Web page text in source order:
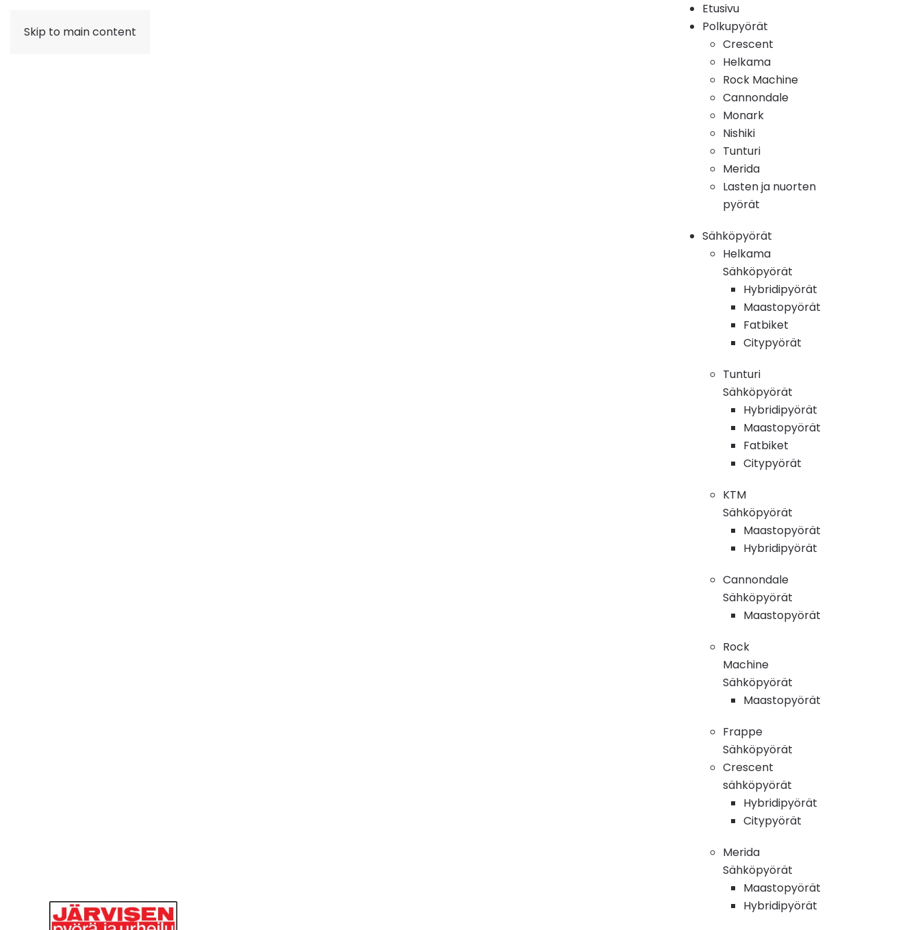
Skip to main content
Etusivu
Polkupyörät
Crescent
Helkama
Rock Machine
Cannondale
Monark
Nishiki
Tunturi
Merida
Lasten ja nuorten
pyörät
Sähköpyörät
Helkama
Sähköpyörät
Hybridipyörät
Maastopyörät
Fatbiket
Citypyörät
Tunturi
Sähköpyörät
Hybridipyörät
Maastopyörät
Fatbiket
Citypyörät
KTM
Sähköpyörät
Maastopyörät
Hybridipyörät
Cannondale
Sähköpyörät
Maastopyörät
Rock
Machine
Sähköpyörät
Maastopyörät
Frappe
Sähköpyörät
Crescent
sähköpyörät
Hybridipyörät
Citypyörät
Merida
Sähköpyörät
Maastopyörät
Hybridipyörät